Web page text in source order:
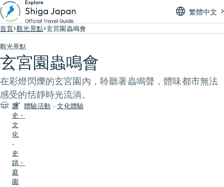
繁體中文
首頁 觀光景點 玄宮園蟲鳴會
觀光景點
玄宮園蟲鳴會
在彩燈閃爍的玄宮園內，聆聽著蟲鳴聲，體味都市無法
感受的恬靜時光流淌。
歷
史・
文
化
-
史
蹟・
庭
園
體驗活動 -文化體驗